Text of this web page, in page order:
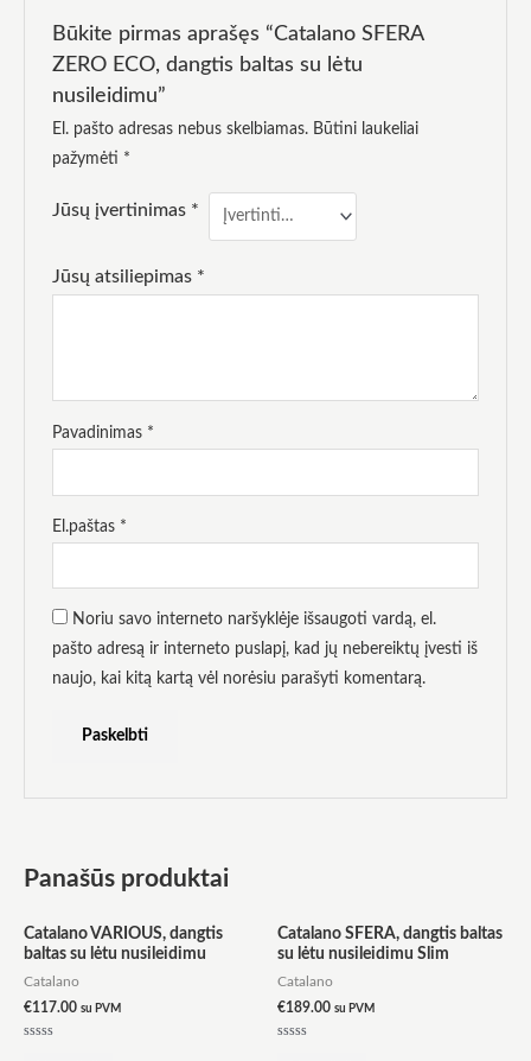
Būkite pirmas aprašęs “Catalano SFERA
ZERO ECO, dangtis baltas su lėtu
nusileidimu”
El. pašto adresas nebus skelbiamas. Būtini laukeliai
pažymėti *
Jūsų įvertinimas *
Jūsų atsiliepimas *
Pavadinimas *
El.paštas *
Noriu savo interneto naršyklėje išsaugoti vardą, el.
pašto adresą ir interneto puslapį, kad jų nebereiktų įvesti iš
naujo, kai kitą kartą vėl norėsiu parašyti komentarą.
Panašūs produktai
Catalano VARIOUS, dangtis
baltas su lėtu nusileidimu
Catalano
€117.00 su PVM
Catalano SFERA, dangtis baltas
su lėtu nusileidimu Slim
Catalano
€189.00 su PVM
elgesiu, kai
mūsų
svetainėje,
galimybę
pamatyti
suasmenintą
pasiūlymus.